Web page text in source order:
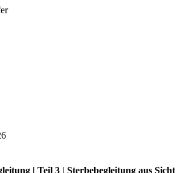
| Teil 3 | Sterbebegleitung aus Sicht